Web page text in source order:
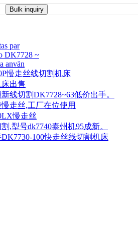
par
DK7728 ~
använ
慢走丝线切割机床
出售
线切割DK7728~63低价出手。
走丝,工厂在位使用
慢走丝
,型号dk7740泰州机95成新。
100快走丝线切割机床